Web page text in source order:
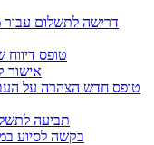
2356 – טופס
2357 –
266 – תביעה
267 – בקשה